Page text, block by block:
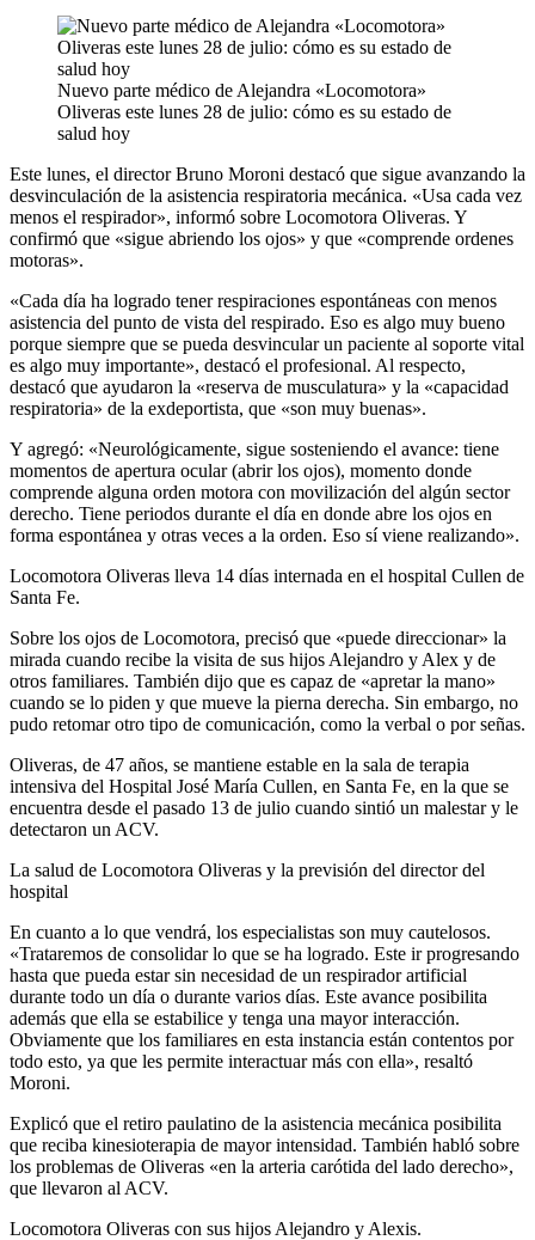
Nuevo parte médico de Alejandra «Locomotora»
Oliveras este lunes 28 de julio: cómo es su estado de
salud hoy
Este lunes, el director Bruno Moroni destacó que sigue avanzando la
desvinculación de la asistencia respiratoria mecánica. «Usa cada vez
menos el respirador», informó sobre Locomotora Oliveras. Y
confirmó que «sigue abriendo los ojos» y que «comprende ordenes
motoras».
«Cada día ha logrado tener respiraciones espontáneas con menos
asistencia del punto de vista del respirado. Eso es algo muy bueno
porque siempre que se pueda desvincular un paciente al soporte vital
es algo muy importante», destacó el profesional. Al respecto,
destacó que ayudaron la «reserva de musculatura» y la «capacidad
respiratoria» de la exdeportista, que «son muy buenas».
Y agregó: «Neurológicamente, sigue sosteniendo el avance: tiene
momentos de apertura ocular (abrir los ojos), momento donde
comprende alguna orden motora con movilización del algún sector
derecho. Tiene periodos durante el día en donde abre los ojos en
forma espontánea y otras veces a la orden. Eso sí viene realizando».
Locomotora Oliveras lleva 14 días internada en el hospital Cullen de
Santa Fe.
Sobre los ojos de Locomotora, precisó que «puede direccionar» la
mirada cuando recibe la visita de sus hijos Alejandro y Alex y de
otros familiares. También dijo que es capaz de «apretar la mano»
cuando se lo piden y que mueve la pierna derecha. Sin embargo, no
pudo retomar otro tipo de comunicación, como la verbal o por señas.
Oliveras, de 47 años, se mantiene estable en la sala de terapia
intensiva del Hospital José María Cullen, en Santa Fe, en la que se
encuentra desde el pasado 13 de julio cuando sintió un malestar y le
detectaron un ACV.
La salud de Locomotora Oliveras y la previsión del director del
hospital
En cuanto a lo que vendrá, los especialistas son muy cautelosos.
«Trataremos de consolidar lo que se ha logrado. Este ir progresando
hasta que pueda estar sin necesidad de un respirador artificial
durante todo un día o durante varios días. Este avance posibilita
además que ella se estabilice y tenga una mayor interacción.
Obviamente que los familiares en esta instancia están contentos por
todo esto, ya que les permite interactuar más con ella», resaltó
Moroni.
Explicó que el retiro paulatino de la asistencia mecánica posibilita
que reciba kinesioterapia de mayor intensidad. También habló sobre
los problemas de Oliveras «en la arteria carótida del lado derecho»,
que llevaron al ACV.
Locomotora Oliveras con sus hijos Alejandro y Alexis.